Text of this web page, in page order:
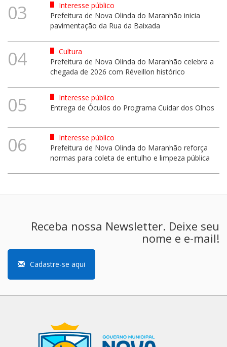
03
Interesse público
Prefeitura de Nova Olinda do Maranhão inicia
pavimentação da Rua da Baixada
04
Cultura
Prefeitura de Nova Olinda do Maranhão celebra a
chegada de 2026 com Réveillon histórico
05
Interesse público
Entrega de Óculos do Programa Cuidar dos Olhos
06
Interesse público
Prefeitura de Nova Olinda do Maranhão reforça
normas para coleta de entulho e limpeza pública
Receba nossa Newsletter. Deixe seu
nome e e-mail!
Cadastre-se aqui